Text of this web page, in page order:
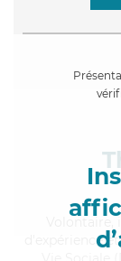
d'expérience